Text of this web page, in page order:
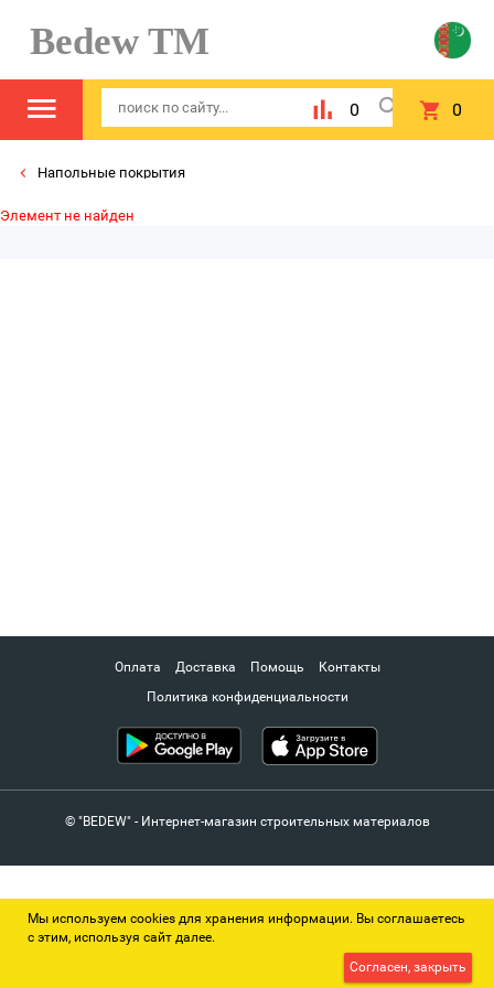
Bedew TM
0 0
Напольные покрытия
Элемент не найден
Оплата Доставка Помощь
Контакты
Политика конфиденциальности
© "BEDEW" - Интернет-магазин строительных материалов
Мы используем cookies для хранения информации. Вы соглашаетесь
с этим, используя сайт далее.
Согласен, закрыть